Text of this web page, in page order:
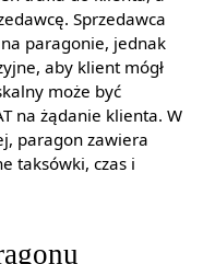
Sprzedawca
paragonie, jednak
aby klient mógł
może być
na żądanie klienta. W
paragon zawiera
taksówki, czas i